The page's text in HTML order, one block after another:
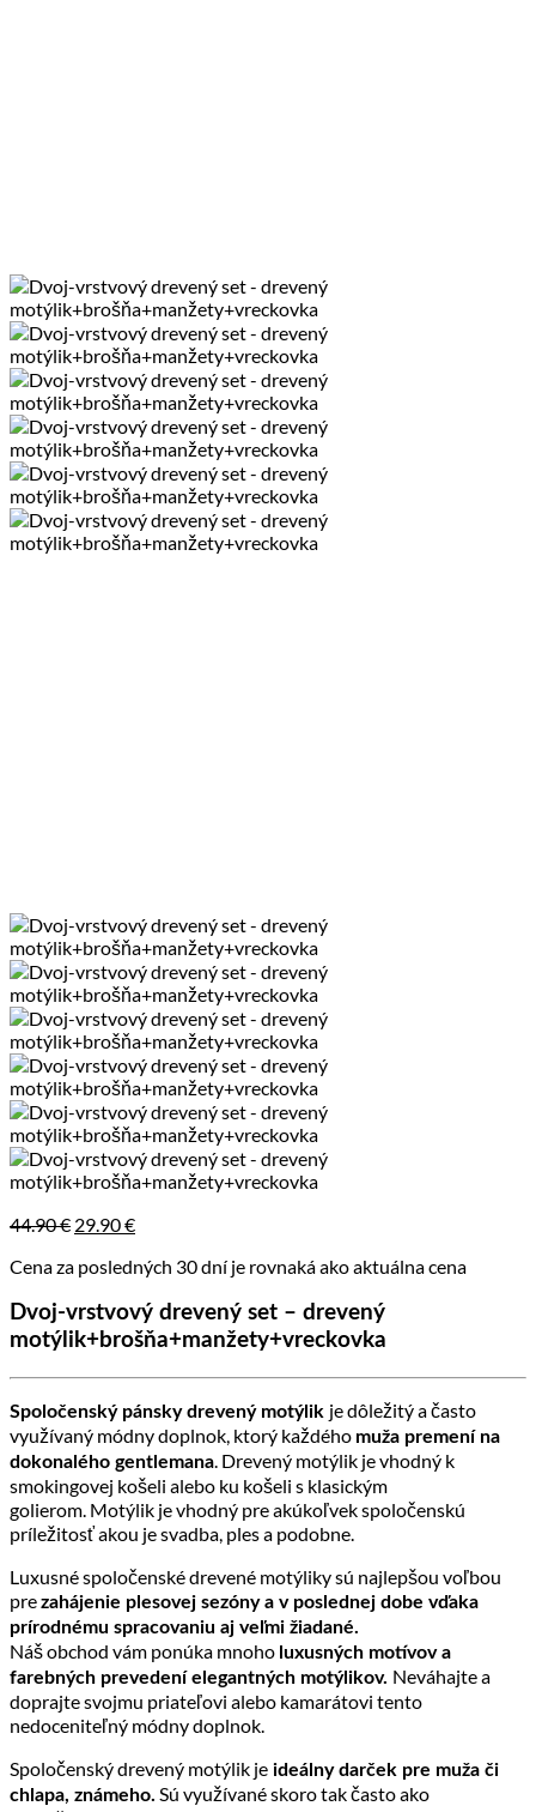
44.90€ Pôvodná
bola:
29.90€Aktuálna
je:
Cena za posledných 30 dní je rovnaká ako aktuálna cena
Dvoj-vrstvový drevený set – drevený
motýlik+brošňa+manžety+vreckovka
Spoločenský pánsky drevený motýlik je dôležitý a často
využívaný módny doplnok, ktorý každého muža premení na
dokonalého gentlemana. Drevený motýlik je vhodný k
smokingovej košeli alebo ku košeli s klasickým
golierom. Motýlik je vhodný pre akúkoľvek spoločenskú
príležitosť akou je svadba, ples a podobne.
Luxusné spoločenské drevené motýliky sú najlepšou voľbou
prezahájenie plesovej sezóny a v poslednej dobe vďaka
prírodnému spracovaniu aj veľmi žiadané.
Náš obchod vám ponúka mnoho luxusných motívov a
farebných prevedení elegantných motýlikov. Neváhajte a
doprajte svojmu priateľovi alebo kamarátovi tento
nedoceniteľný módny doplnok.
Spoločenský drevený motýlik je ideálny darček pre muža či
chlapa, známeho. Sú využívané skoro tak často ako